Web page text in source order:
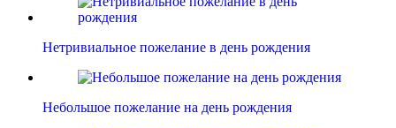
Нетривиальное пожелание в день рождения
Небольшое пожелание на день рождения